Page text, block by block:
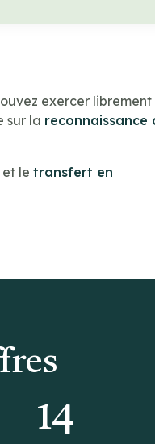
exercer
sur la reconnaissance
et le transfert en
14